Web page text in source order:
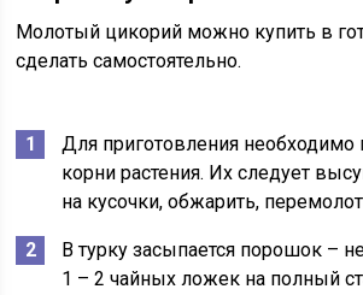
Молотый цикорий можно купить в
сделать самостоятельно.
Для приготовления необходимо
корни растения. Их следует
на кусочки, обжарить,
В турку засыпается порошок –
1 – 2 чайных ложек на полный